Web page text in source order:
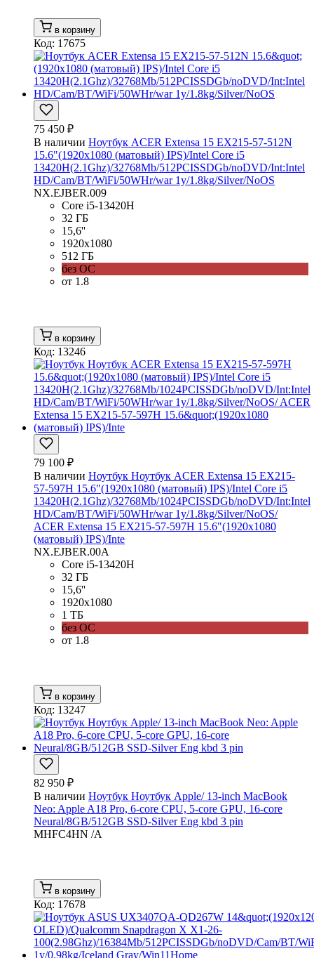
в корзину
Код: 17675
75 450 ₽
В наличии Ноутбук ACER Extensa 15 EX215-57-512N
15.6"(1920x1080 (матовый) IPS)/Intel Core i5
13420H(2.1Ghz)/32768Mb/512PCISSDGb/noDVD/Int:Intel
HD/Cam/BT/WiFi/50WHr/war 1y/1.8kg/Silver/NoOS
NX.EJBER.009
Core i5-13420H
32 ГБ
15,6''
1920x1080
512 ГБ
без ОС
от 1.8
в корзину
Код: 13246
79 100 ₽
В наличии Ноутбук Ноутбук ACER Extensa 15 EX215-
57-597H 15.6"(1920x1080 (матовый) IPS)/Intel Core i5
13420H(2.1Ghz)/32768Mb/1024PCISSDGb/noDVD/Int:Intel
HD/Cam/BT/WiFi/50WHr/war 1y/1.8kg/Silver/NoOS/
ACER Extensa 15 EX215-57-597H 15.6"(1920x1080
(матовый) IPS)/Inte
NX.EJBER.00A
Core i5-13420H
32 ГБ
15,6''
1920x1080
1 ТБ
без ОС
от 1.8
в корзину
Код: 13247
82 950 ₽
В наличии Ноутбук Ноутбук Apple/ 13-inch MacBook
Neo: Apple A18 Pro, 6-core CPU, 5-core GPU, 16-core
Neural/8GB/512GB SSD-Silver Eng kbd 3 pin
MHFC4HN /A
в корзину
Код: 17678